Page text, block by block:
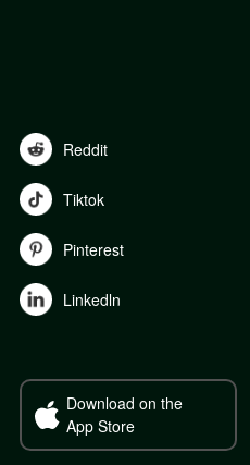
Reddit
Tiktok
Pinterest
Linkedln
Download on the
App Store